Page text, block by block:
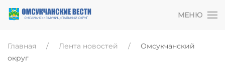
МЕНЮ
Главная Лента новостей
Омсукчанский
округ